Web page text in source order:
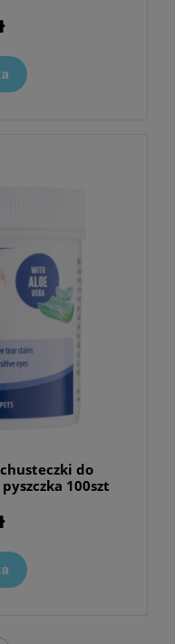
do
100szt